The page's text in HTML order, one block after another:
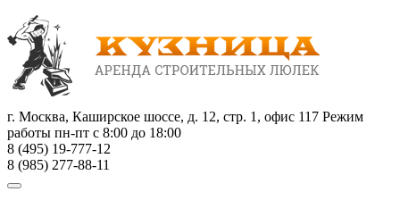
г. Москва, Каширское шоссе, д. 12, стр. 1, офис 117 Режим
работы пн-пт с 8:00 до 18:00
8 (495) 19-777-12
8 (985) 277-88-11